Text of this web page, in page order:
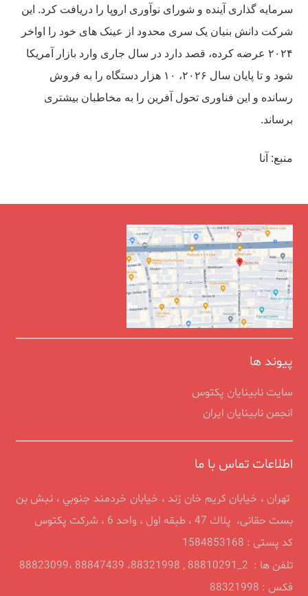
سرمایه گذاری آینده و شورای نوآوری اروپا را دریافت کرد. این
شرکت دانش بنیان یک سری محدود از عینک های خود را اواخر
۲۰۲۴ عرضه کرده، قصد دارد در سال جاری وارد بازار آمریکا
شود و تا پایان سال ۲۰۲۶، ۱۰ هزار دستگاه را به فروش
رسانده و این فناوری تحول آفرین را به مخاطبان بیشتری
برساند.
منبع: آنا
پیوند ها
سایت نابینایان پکتوس
انجمن نابينايان ايران
اطلاعات تماس با ما
تهران ، خيابان كريم خان زند ، خیابان خردمند جنوبي ، نبش بن
بست حقانی، پلاك 47 ، طبقه اول ، واحد 6 ، شرکت پکتوس
کد پستی : 1584853168
تلفن ها : 2_88810291 , 88321998، 88847439 ،88823099
فکس : 88321998